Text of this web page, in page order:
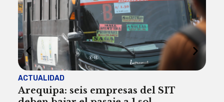
ACTUALIDAD
Arequipa: seis empresas del SIT